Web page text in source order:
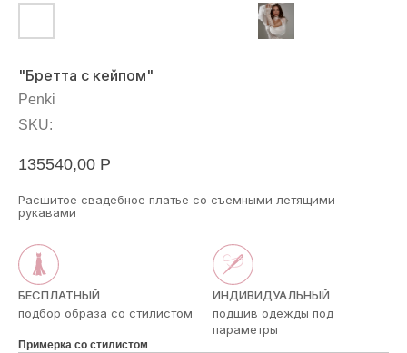
"Бретта с кейпом"
Penki
SKU:
135540,00 Р
Расшитое свадебное платье со съемными летящими
рукавами
БЕСПЛАТНЫЙ
подбор образа со стилистом
ИНДИВИДУАЛЬНЫЙ
подшив одежды под
параметры
Примерка со стилистом